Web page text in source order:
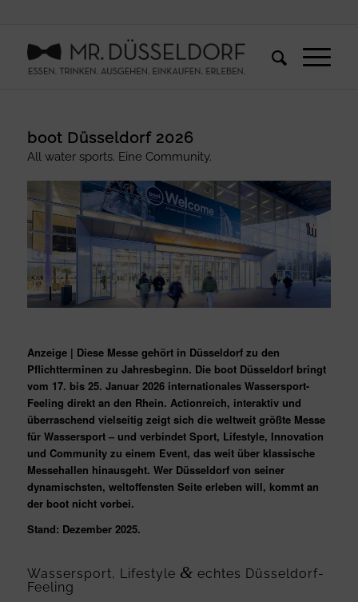
boot Düsseldorf 2026
All water sports. Eine Community.
Anzeige | Diese Messe gehört in Düsseldorf zu den
Pflichtterminen zu Jahresbeginn. Die boot Düsseldorf bringt
vom 17. bis 25. Januar 2026 internationales Wassersport-
Feeling direkt an den Rhein. Actionreich, interaktiv und
überraschend vielseitig zeigt sich die weltweit größte Messe
für Wassersport – und verbindet Sport, Lifestyle, Innovation
und Community zu einem Event, das weit über klassische
Messehallen hinausgeht. Wer Düsseldorf von seiner
dynamischsten, weltoffensten Seite erleben will, kommt an
der boot nicht vorbei.
Stand: Dezember 2025.
Wassersport, Lifestyle & echtes Düsseldorf-
Feeling